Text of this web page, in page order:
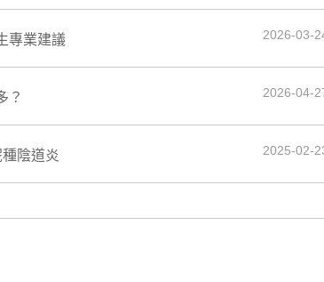
專業建議 2026-03-
？ 2026-04-
陰道炎 2025-02-